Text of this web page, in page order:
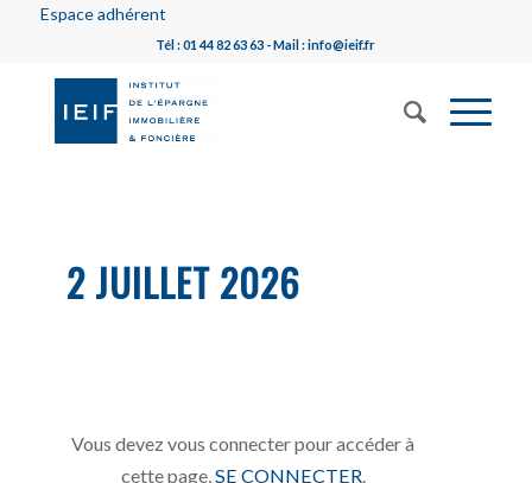
Espace adhérent
Tél : 01 44 82 63 63 - Mail : info@ieif.fr
2 JUILLET 2026
Vous devez vous connecter pour accéder à
cette page, SE CONNECTER